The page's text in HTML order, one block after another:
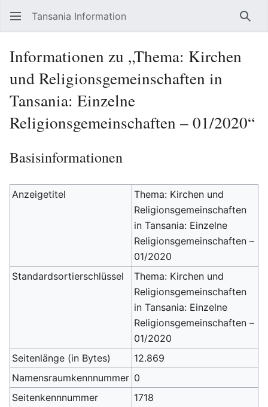
Tansania Information
Informationen zu „Thema: Kirchen
und Religionsgemeinschaften in
Tansania: Einzelne
Religionsgemeinschaften – 01/2020“
Basisinformationen
Anzeigetitel
Thema: Kirchen und
Religionsgemeinschaften
in Tansania: Einzelne
Religionsgemeinschaften –
01/2020
Standardsortierschlüssel
Thema: Kirchen und
Religionsgemeinschaften
in Tansania: Einzelne
Religionsgemeinschaften –
01/2020
Seitenlänge (in Bytes)
12.869
Namensraumkennnummer 0
Seitenkennnummer
1718